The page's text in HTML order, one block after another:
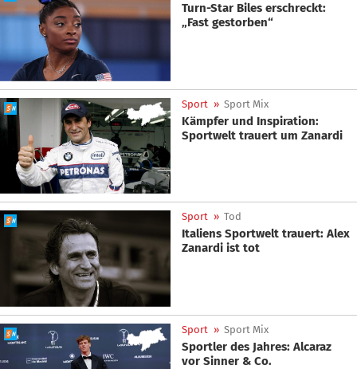
Turn-Star Biles erschreckt:
„Fast gestorben“
Sport » Sport Mix
Kämpfer und Inspiration:
Sportwelt trauert um Zanardi
Sport » Tod
Italiens Sportwelt trauert: Alex
Zanardi ist tot
Sport » Sport Mix
Sportler des Jahres: Alcaraz
vor Sinner & Co.